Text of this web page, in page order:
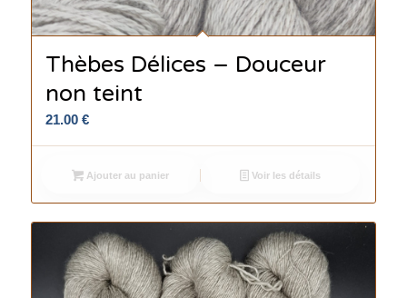
Thèbes Délices – Douceur
non teint
21.00 €
Ajouter au panier Voir les détails